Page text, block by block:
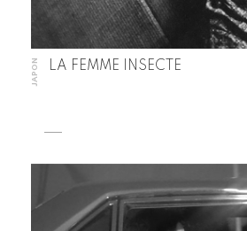
JAPON LA FEMME INSECTE